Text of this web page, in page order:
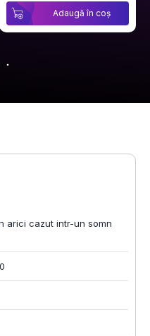
Adaugă în coș
arici cazut intr-un somn